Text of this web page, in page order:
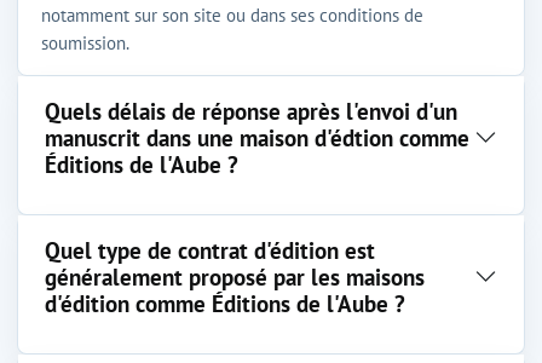
notamment sur son site ou dans ses conditions de
soumission.
Quels délais de réponse après l'envoi d'un
manuscrit dans une maison d'édtion comme
Éditions de l'Aube ?
Quel type de contrat d'édition est
généralement proposé par les maisons
d'édition comme Éditions de l'Aube ?